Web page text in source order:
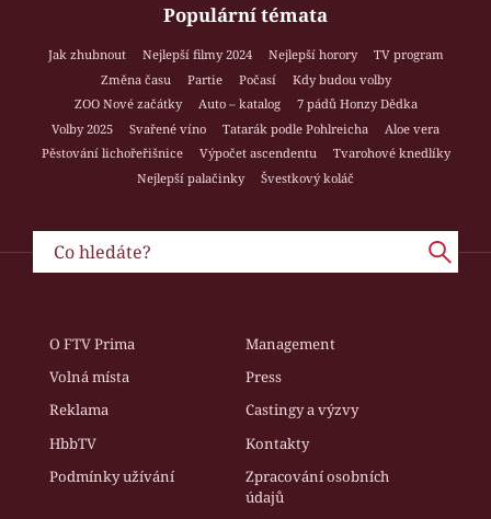
Populární témata
Jak zhubnout Nejlepší filmy 2024 Nejlepší horory
TV program
Změna času
Partie Počasí
Kdy budou volby
ZOO Nové začátky
Auto – katalog
7 pádů Honzy Dědka
Volby 2025
Svařené víno Tatarák podle Pohlreicha
Aloe vera
Pěstování lichořeřišnice
Výpočet ascendentu
Tvarohové knedlíky
Nejlepší palačinky
Švestkový koláč
O FTV Prima
Management
Volná místa
Press
Reklama
Castingy a výzvy
HbbTV
Kontakty
Podmínky užívání
Zpracování osobních
údajů